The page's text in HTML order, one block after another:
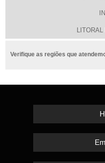
Verifique as regiões que